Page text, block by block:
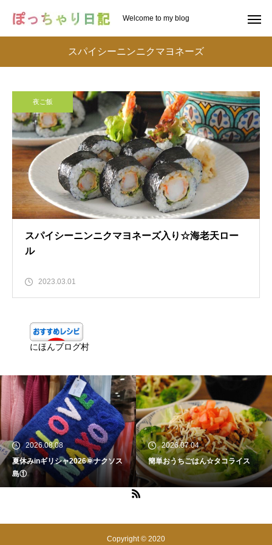
Welcome to my blog
スパイシーニンニクマヨネーズ
夜ご飯
スパイシーニンニクマヨネーズ入り☆海老天ロー
ル
2023.03.01
にほんブログ村
2026.08.08
夏休みinギリシャ2026🌞ナクソス
島①
2026.07.04
簡単おうちごはん☆タコライス
Copyright © 2020